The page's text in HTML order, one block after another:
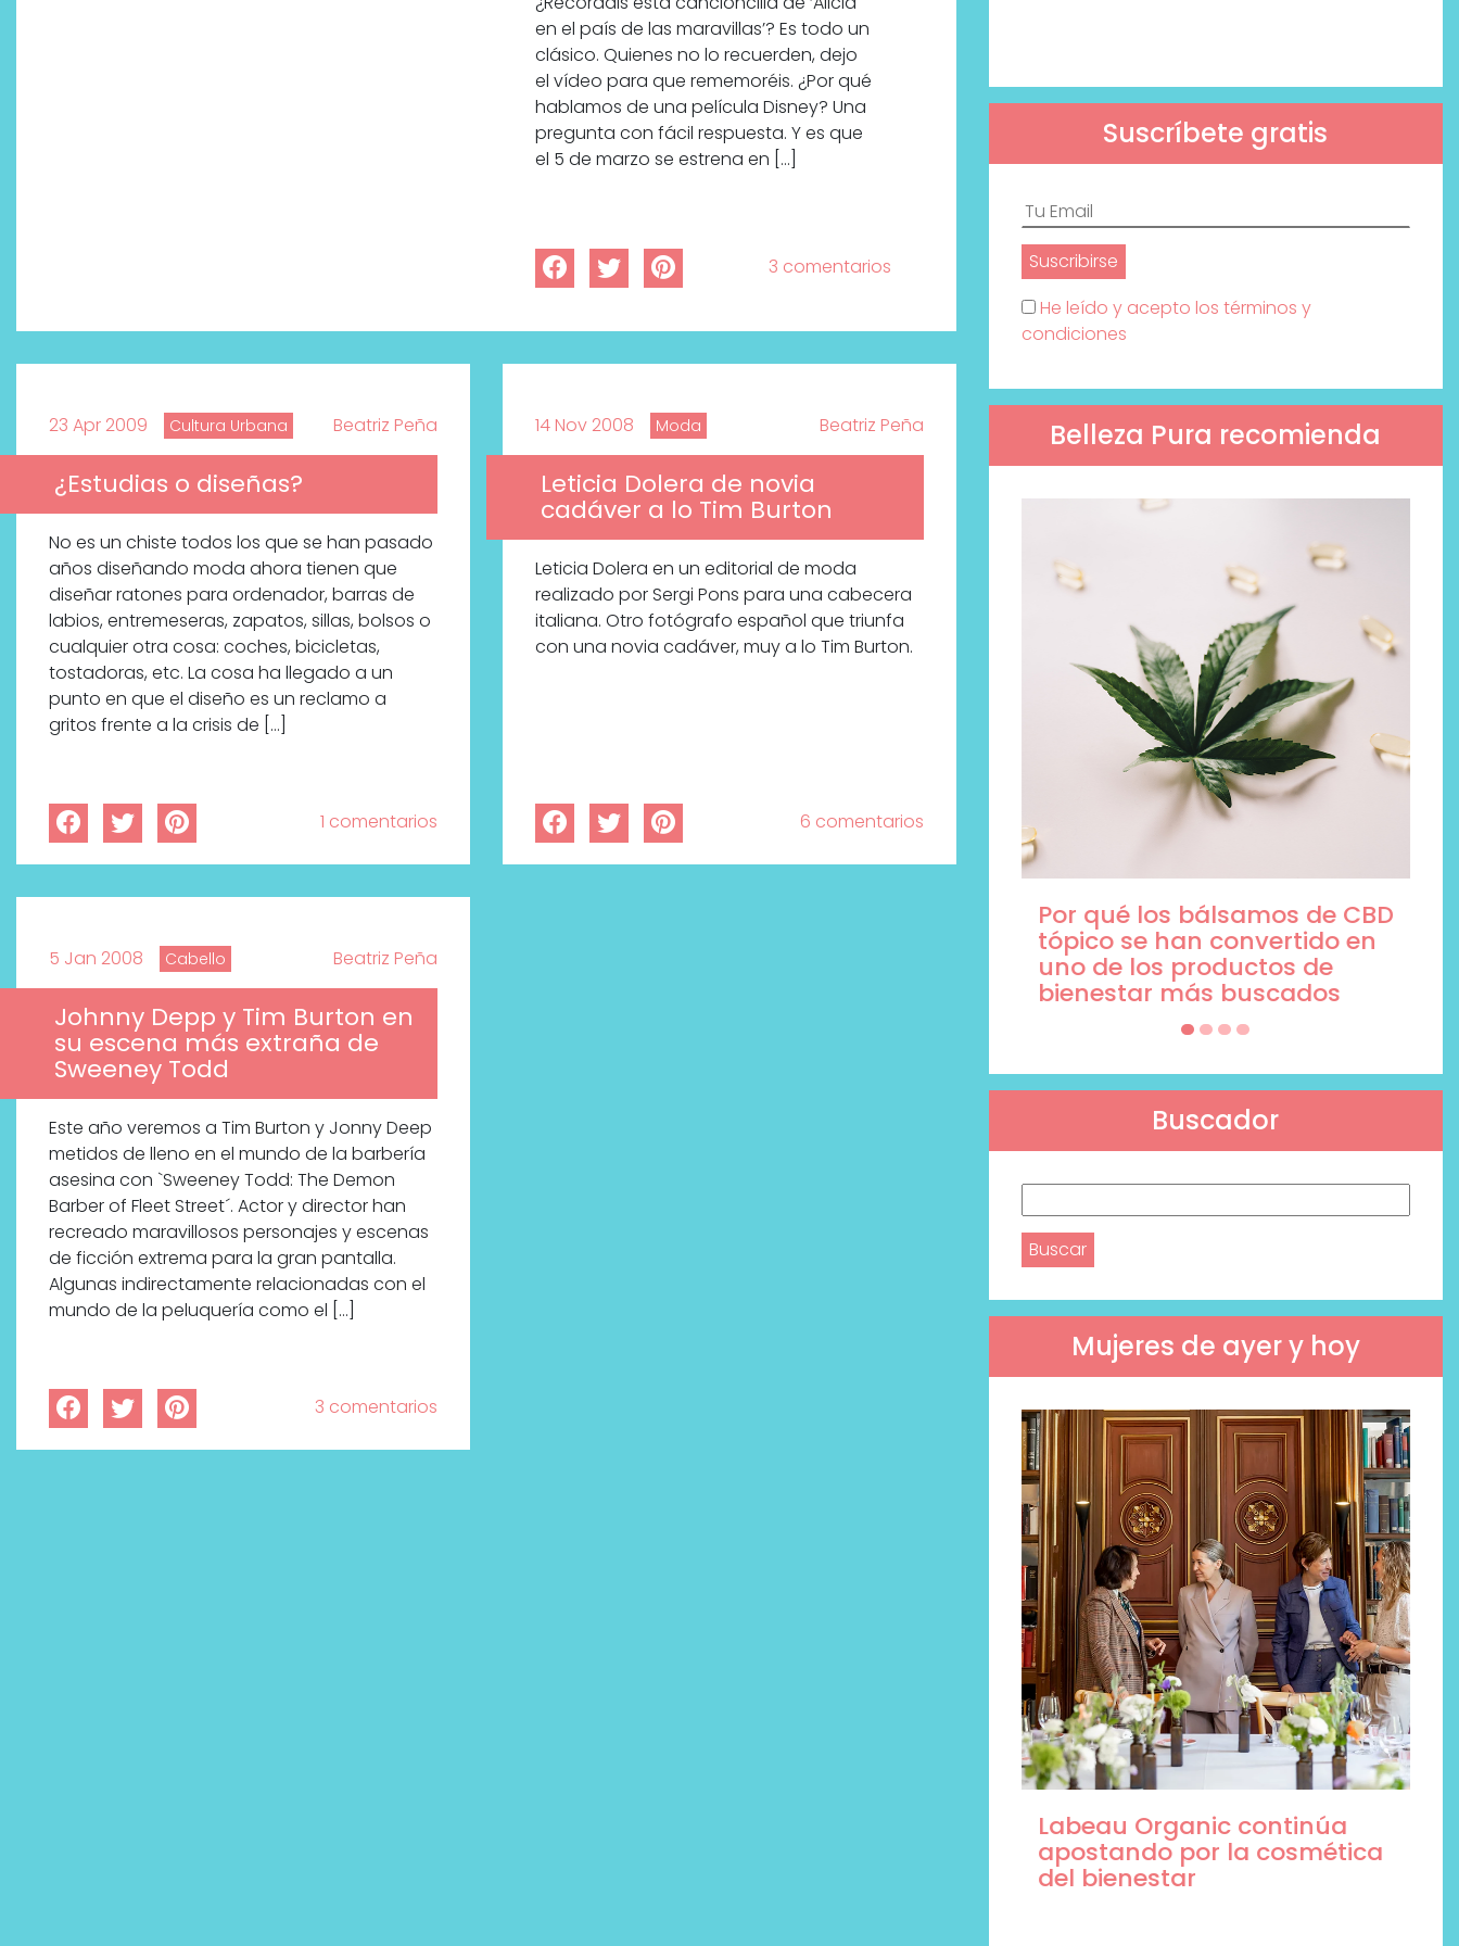
en el país de las maravillas’? Es todo un
clásico. Quienes no lo recuerden, dejo
el vídeo para que rememoréis. ¿Por qué
hablamos de una película Disney? Una
pregunta con fácil respuesta. Y es que
el 5 de marzo se estrena en […]
3 comentarios
23 Apr 2009 Cultura Urbana Beatriz Peña
¿Estudias o diseñas?
No es un chiste todos los que se han pasado
años diseñando moda ahora tienen que
diseñar ratones para ordenador, barras de
labios, entremeseras, zapatos, sillas, bolsos o
cualquier otra cosa: coches, bicicletas,
tostadoras, etc. La cosa ha llegado a un
punto en que el diseño es un reclamo a
gritos frente a la crisis de […]
1 comentarios
14 Nov 2008 Moda Beatriz Peña
Leticia Dolera de novia
cadáver a lo Tim Burton
Leticia Dolera en un editorial de moda
realizado por Sergi Pons para una cabecera
italiana. Otro fotógrafo español que triunfa
con una novia cadáver, muy a lo Tim Burton.
6 comentarios
5 Jan 2008 Cabello Beatriz Peña
Johnny Depp y Tim Burton en
su escena más extraña de
Sweeney Todd
Este año veremos a Tim Burton y Jonny Deep
metidos de lleno en el mundo de la barbería
asesina con `Sweeney Todd: The Demon
Barber of Fleet Street´. Actor y director han
recreado maravillosos personajes y escenas
de ficción extrema para la gran pantalla.
Algunas indirectamente relacionadas con el
mundo de la peluquería como el […]
3 comentarios
Suscríbete gratis
He leído y acepto los términos y
condiciones
Belleza Pura recomienda
profesional va desde las
cabinas a tu rutina diaria
Trajes de baño de moda, 5
modelos que están
arrasando este verano
Buscador
Mujeres de ayer y hoy
Las caras de la belleza son
esteticistas y marcas de
cosmética profesional